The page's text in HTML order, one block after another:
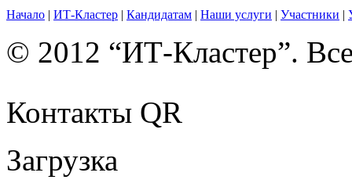
Начало | ИТ-Кластер | Кандидатам | Наши услуги | Участники |
© 2012 “ИТ-Кластер”.
Контакты QR
Загрузка